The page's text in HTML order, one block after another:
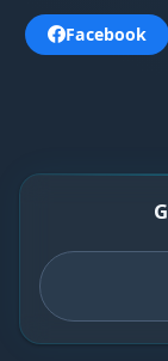
Facebook